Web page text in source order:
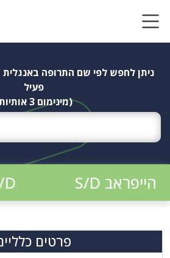
ניתן לחפש לפי שם התרופה באנגלית
פעיל
(מינימום 3 אותיות)
הייפראב S/D D
פרטים